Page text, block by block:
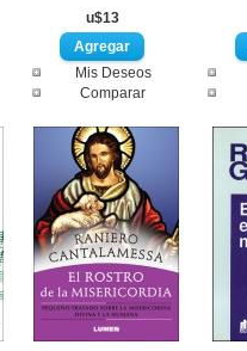
u$13
Mis Deseos
Comparar